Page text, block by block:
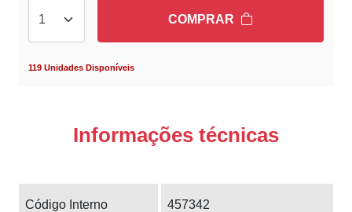
COMPRAR
119 Unidades Disponíveis
Informações técnicas
Código Interno 457342